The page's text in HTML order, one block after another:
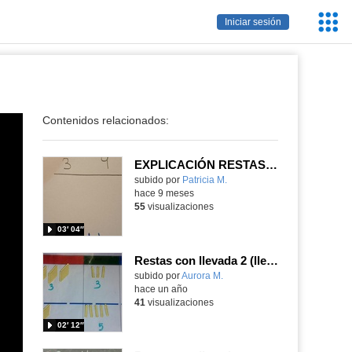
Iniciar sesión
Contenidos relacionados:
EXPLICACIÓN RESTAS CON LLEVADAS
Contenido educativo.
subido por Patricia M.
03′ 04″
hace 9 meses
55visualizaciones
Restas con llevada 2 (llevadas en las decenas)
Contenido educativo.
subido porAurora M.
02′ 12″
hace un año
41 visualizaciones